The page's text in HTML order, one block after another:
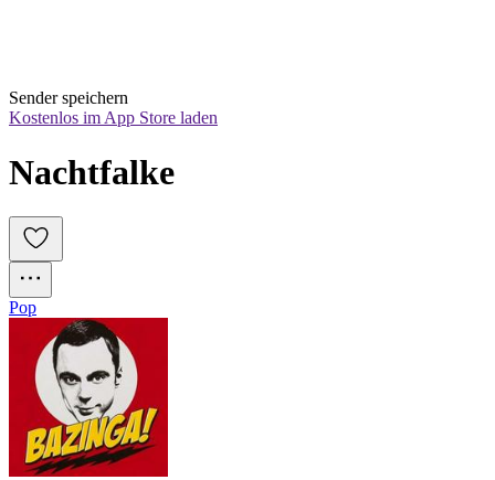
Sender speichern
Kostenlos im App Store laden
Nachtfalke
Pop